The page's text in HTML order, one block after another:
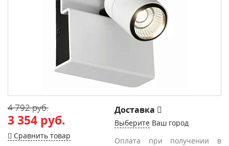
4 792 руб.
3 354 руб.
Сравнить товар
Доставка
Выберите Ваш город
Оплата при получении в